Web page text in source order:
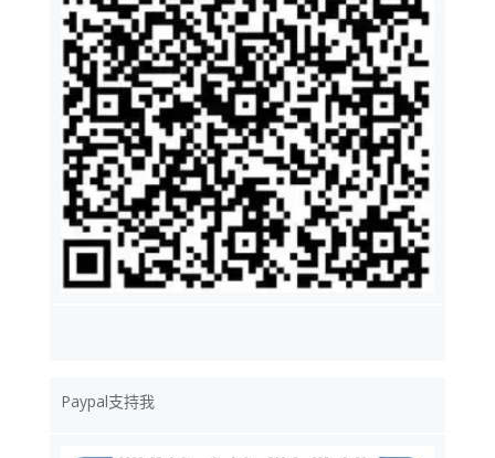
Paypal支持我